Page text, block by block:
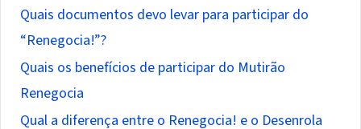
Quais documentos devo levar para participar do
“Renegocia!”?
Quais os benefícios de participar do Mutirão
Renegocia
Qual a diferença entre o Renegocia! e o Desenrola